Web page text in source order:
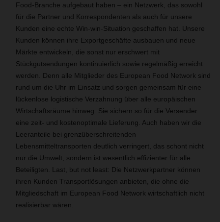
Food-Branche aufgebaut haben – ein Netzwerk, das sowohl
für die Partner und Korrespondenten als auch für unsere
Kunden eine echte Win-win-Situation geschaffen hat. Unsere
Kunden können ihre Exportgeschäfte ausbauen und neue
Märkte entwickeln, die sonst nur erschwert mit
Stückgutsendungen kontinuierlich sowie regelmäßig erreicht
werden. Denn alle Mitglieder des European Food Network sind
rund um die Uhr im Einsatz und sorgen gemeinsam für eine
lückenlose logistische Verzahnung über alle europäischen
Wirtschaftsräume hinweg. Sie sichern so für die Versender
eine zeit- und kostenoptimale Lieferung. Auch haben wir die
Leeranteile bei grenzüberschreitenden
Lebensmitteltransporten deutlich verringert, das schont nicht
nur die Umwelt, sondern ist wesentlich effizienter für alle
Beteiligten. Last, but not least: Die Netzwerkpartner können
ihren Kunden Transportlösungen anbieten, die ohne die
Mitgliedschaft im European Food Network wirtschaftlich nicht
realisierbar wären.